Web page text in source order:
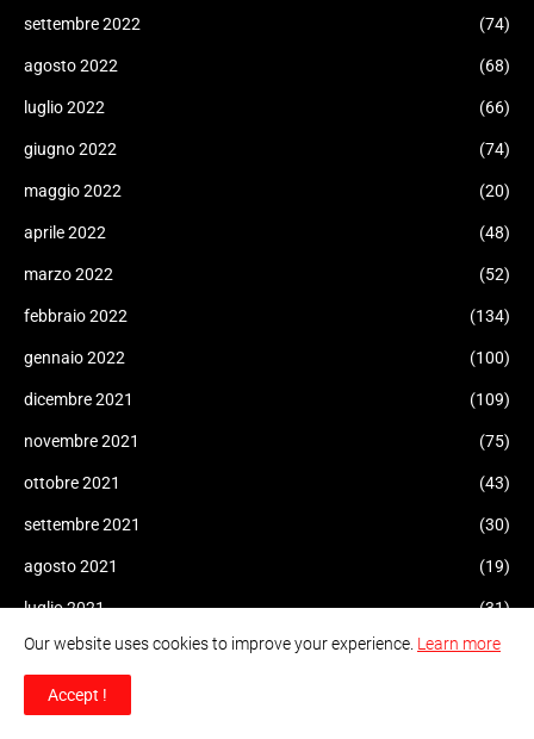
settembre 2022 (74)
agosto 2022 (68)
luglio 2022 (66)
giugno 2022 (74)
maggio 2022 (20)
aprile 2022 (48)
marzo 2022 (52)
febbraio 2022 (134)
gennaio 2022 (100)
dicembre 2021 (109)
novembre 2021 (75)
ottobre 2021 (43)
settembre 2021 (30)
agosto 2021 (19)
luglio 2021 (31)
giugno 2021 (161)
maggio 2021
Our website uses cookies to improve your experience. Learn more
Accept !